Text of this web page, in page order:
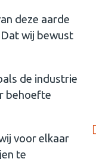
deze aarde
wij bewust
de industrie
behoefte
voor elkaar
te